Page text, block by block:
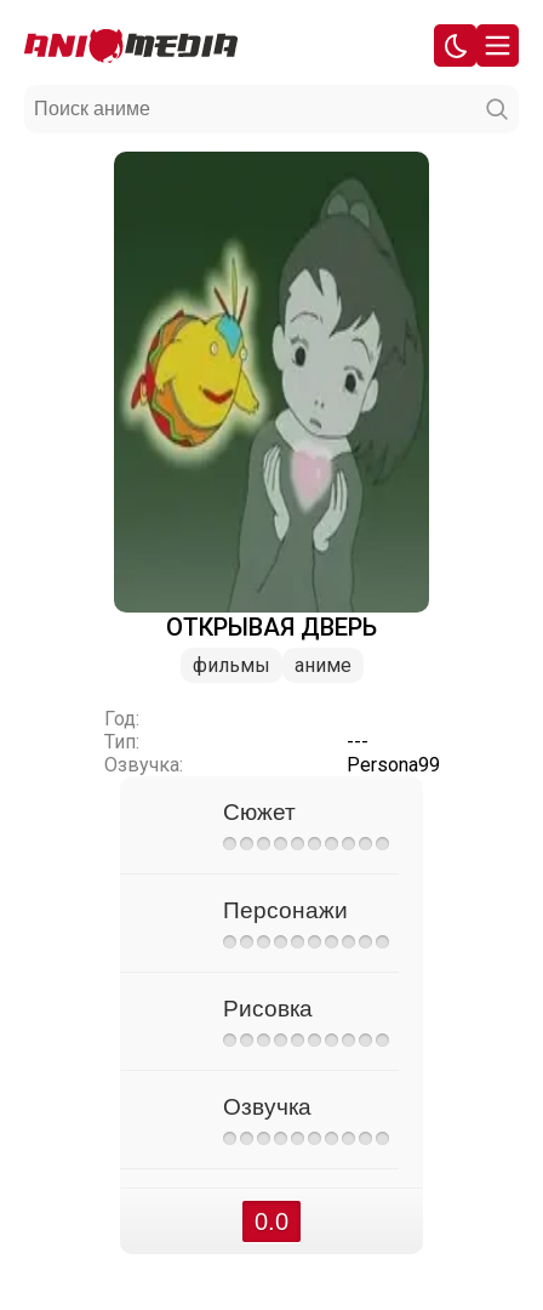
ОТКРЫВАЯ ДВЕРЬ
фильмы аниме
Год:
Тип:
---
Озвучка:
Persona99
Сюжет
Персонажи
Рисовка
Озвучка
0.0